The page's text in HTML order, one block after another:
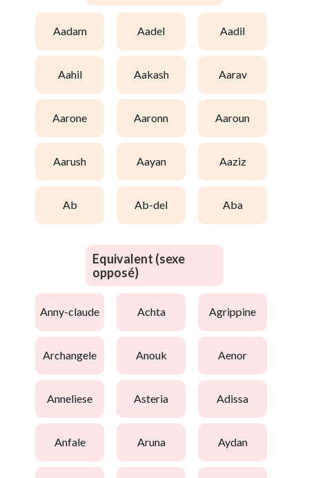
aadam aadel aadil
aahil aakash aarav
aarone aaronn aaroun
aarush aayan aaziz
ab ab-del aba
Equivalent (sexe
opposé)
anny-claude achta agrippine
archangele anouk aenor
anneliese asteria adissa
anfale aruna aydan